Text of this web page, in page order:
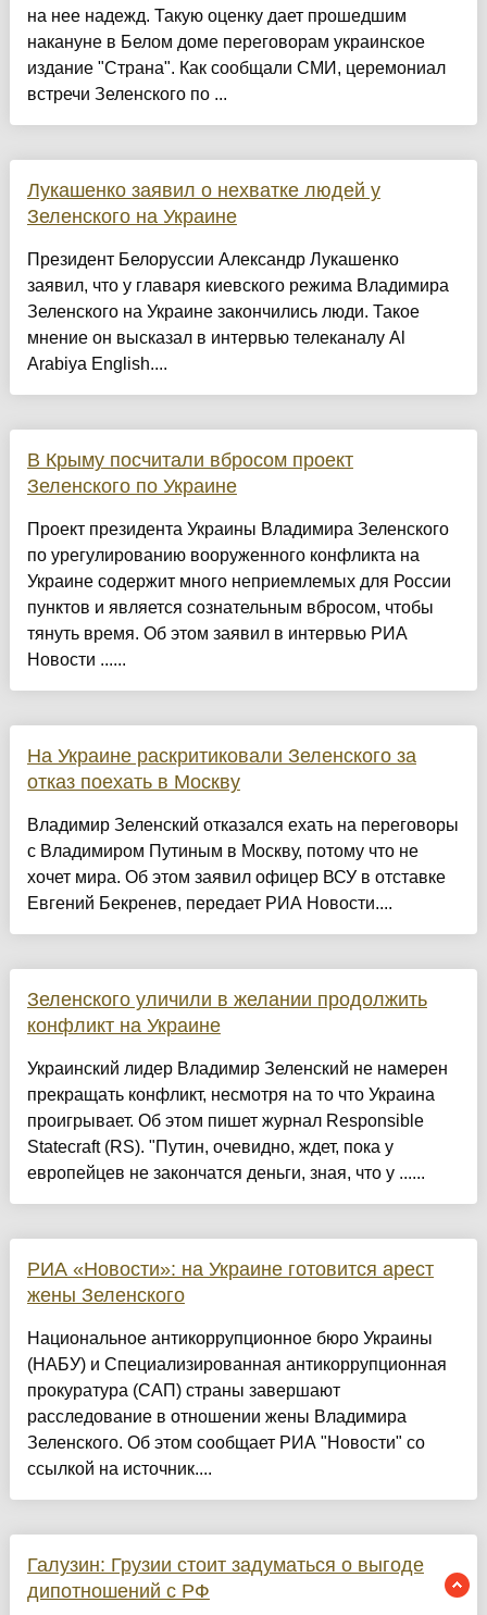
на нее надежд. Такую оценку дает прошедшим
накануне в Белом доме переговорам украинское
издание "Страна". Как сообщали СМИ, церемониал
встречи Зеленского по ...
Лукашенко заявил о нехватке людей у
Зеленского на Украине
Президент Белоруссии Александр Лукашенко
заявил, что у главаря киевского режима Владимира
Зеленского на Украине закончились люди. Такое
мнение он высказал в интервью телеканалу Al
Arabiya English....
В Крыму посчитали вбросом проект
Зеленского по Украине
Проект президента Украины Владимира Зеленского
по урегулированию вооруженного конфликта на
Украине содержит много неприемлемых для России
пунктов и является сознательным вбросом, чтобы
тянуть время. Об этом заявил в интервью РИА
Новости ......
На Украине раскритиковали Зеленского за
отказ поехать в Москву
Владимир Зеленский отказался ехать на переговоры
с Владимиром Путиным в Москву, потому что не
хочет мира. Об этом заявил офицер ВСУ в отставке
Евгений Бекренев, передает РИА Новости....
Зеленского уличили в желании продолжить
конфликт на Украине
Украинский лидер Владимир Зеленский не намерен
прекращать конфликт, несмотря на то что Украина
проигрывает. Об этом пишет журнал Responsible
Statecraft (RS). "Путин, очевидно, ждет, пока у
европейцев не закончатся деньги, зная, что у ......
РИА «Новости»: на Украине готовится арест
жены Зеленского
Национальное антикоррупционное бюро Украины
(НАБУ) и Специализированная антикоррупционная
прокуратура (САП) страны завершают
расследование в отношении жены Владимира
Зеленского. Об этом сообщает РИА "Новости" со
ссылкой на источник....
Галузин: Грузии стоит задуматься о выгоде
дипотношений с РФ